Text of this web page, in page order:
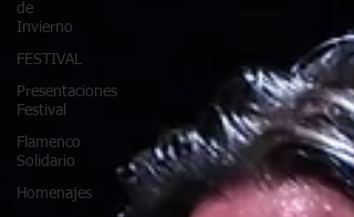
de
Invierno
FESTIVAL
Presentaciones
Festival
Flamenco
Solidario
Homenajes